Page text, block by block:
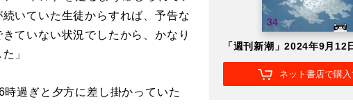
「週刊新潮」2024年9月12
ネット書店で購
いていた生徒からすれば、予告な
きていない状況でしたから、かなり
」
過ぎと夕方に差し掛かっていた